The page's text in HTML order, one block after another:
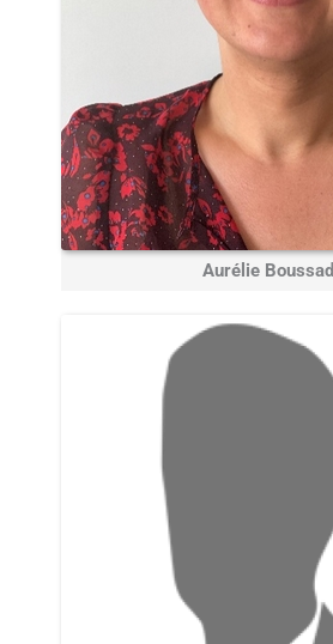
Aurélie Boussad